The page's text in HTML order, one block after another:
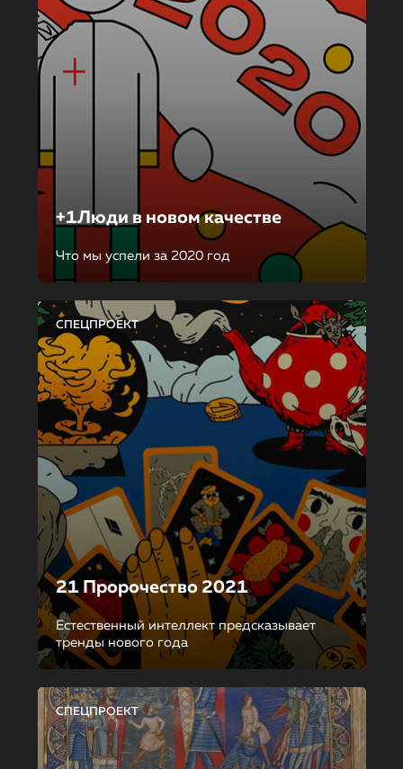
+1Люди в новом качестве
Что мы успели за 2020 год
СПЕЦПРОЕКТ
21 Пророчество 2021
Естественный интеллект предсказывает
тренды нового года
СПЕЦПРОЕКТ